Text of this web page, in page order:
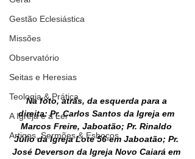
Gestão Eclesiástica
Missões
Observatório
Seitas e Heresias
Teologia & Prática
A Igreja e a Lei
Artigos, Sermões & Esboços
Na foto, atrás, da esquerda para a
direita: Pr. Carlos Santos da Igreja em
Marcos Freire, Jaboatão; Pr. Rinaldo
Júlio da Igreja Lote 56 em Jaboatão; Pr.
José Deverson da Igreja Novo Caiará em